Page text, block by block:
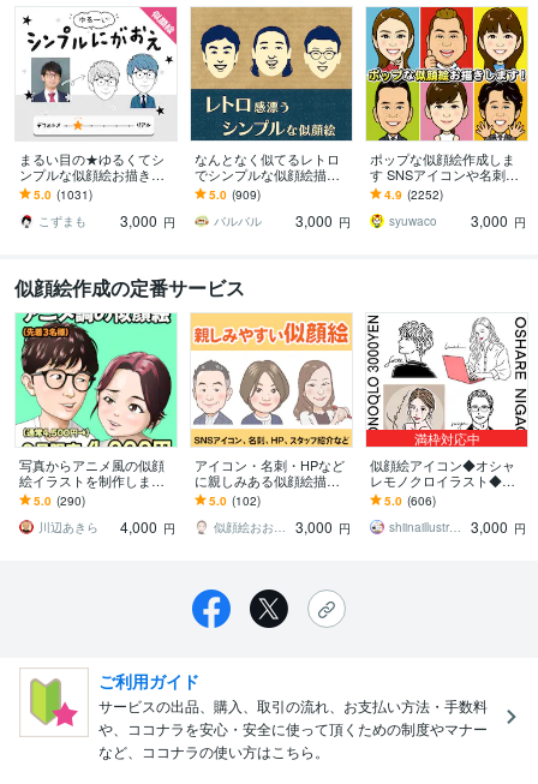
まるい目の★ゆるくてシ
ンプルな似顔絵お描きし
ます ゆる～い感じにした
い、似すぎない方が‥と
いう方にオススメ！
5.0 (1031)
こずまも
3,000 円
なんとなく似てるレトロ
でシンプルな似顔絵描き
ます 懐かしくて新しい。
ほんのり昭和テイストの
やさしい似顔絵
5.0 (909)
バルバル
3,000 円
ポップな似顔絵作成しま
す SNSアイコンや名刺、
プレゼント用にポップな
似顔絵作成します
4.9 (2252)
syuwaco
3,000 円
似顔絵作成の定番サービス
写真からアニメ風の似顔
絵イラストを制作します
SNSアイコンやプレゼン
トに、3〜4頭身のキャラ
クターを!
5.0 (290)
川辺あきら
4,000 円
アイコン・名刺・HPなど
に親しみある似顔絵描き
ます 表情違い・ポーズ違
いのバリエーションもお
描きします
5.0 (102)
似顔絵おおしま
3,000 円
満枠対応中
似顔絵アイコン◆オシャ
レモノクロイラスト◆描
きます モノクロ似顔絵ア
イコン・SNS・名刺・プ
ロフィール画像作成
5.0 (606)
shiinaillustration
3,000 円
ご利用ガイド
サービスの出品、購入、取引の流れ、お支払い方法・手数料
や、ココナラを安心・安全に使って頂くための制度やマナー
など、ココナラの使い方はこちら。